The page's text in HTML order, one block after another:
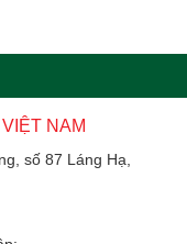
NAM
số 87 Láng Hạ,